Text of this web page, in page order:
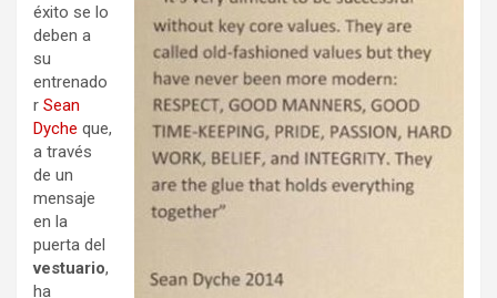
éxito se lo
deben a
su
entrenado
r Sean
Dyche que,
a través
de un
mensaje
en la
puerta del
vestuario,
ha